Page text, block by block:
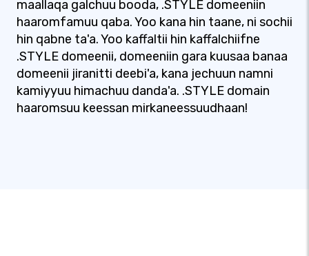
maallaqa galchuu booda, .STYLE domeeniin
haaromfamuu qaba. Yoo kana hin taane, ni sochii
hin qabne ta'a. Yoo kaffaltii hin kaffalchiifne
.STYLE domeenii, domeeniin gara kuusaa banaa
domeenii jiranitti deebi'a, kana jechuun namni
kamiyyuu himachuu danda'a. .STYLE domain
haaromsuu keessan mirkaneessuudhaan!